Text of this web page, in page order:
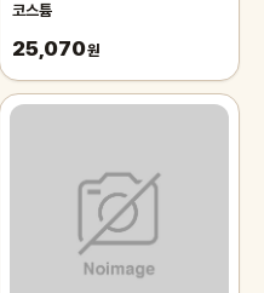
코스튬
25,070원